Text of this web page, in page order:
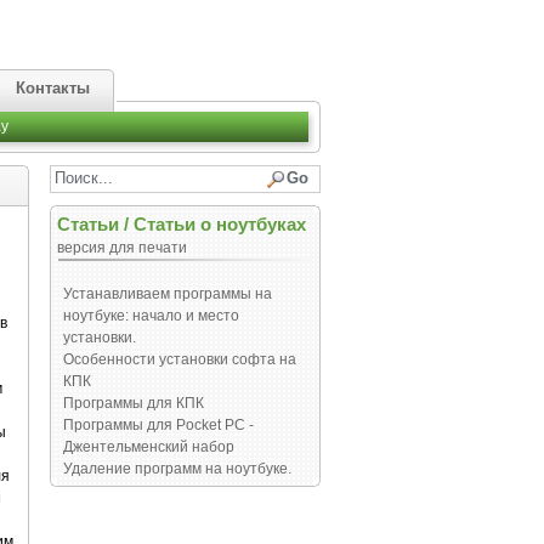
Контакты
Статьи/ Статьи о ноутбуках
версия для печати
Устанавливаем программы на
ноутбуке: начало и место
установки.
Особенности установки софта на
КПК
Программы для КПК
Программы для Pocket PC -
Джентельменский набор
Удаление программ на ноутбуке.